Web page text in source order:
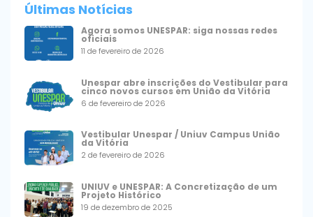
Últimas Notícias
Agora somos UNESPAR: siga nossas redes
oficiais
11 de fevereiro de 2026
Unespar abre inscrições do Vestibular para
cinco novos cursos em União da Vitória
6 de fevereiro de 2026
Vestibular Unespar / Uniuv Campus União
da Vitória
2 de fevereiro de 2026
UNIUV e UNESPAR: A Concretização de um
Projeto Histórico
19 de dezembro de 2025